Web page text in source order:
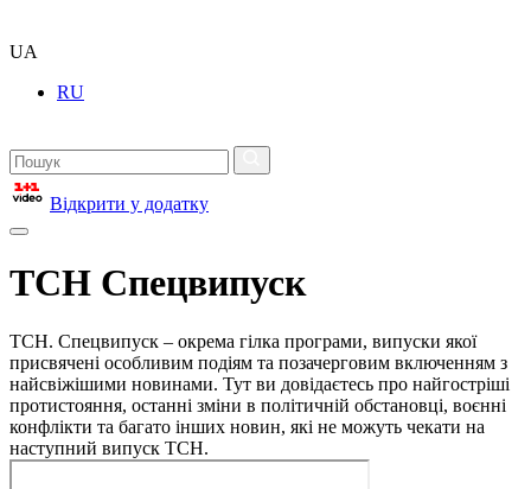
UA
RU
Відкрити у додатку
ТСН Спецвипуск
ТСН. Спецвипуск – окрема гілка програми, випуски якої
присвячені особливим подіям та позачерговим включенням з
найсвіжішими новинами. Тут ви довідаєтесь про найгостріші
протистояння, останні зміни в політичній обстановці, воєнні
конфлікти та багато інших новин, які не можуть чекати на
наступний випуск ТСН.